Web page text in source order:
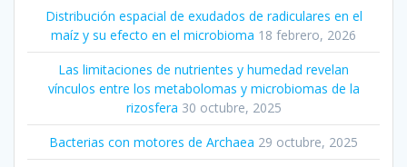
Distribución espacial de exudados de radiculares en el
maíz y su efecto en el microbioma 18 febrero, 2026
Las limitaciones de nutrientes y humedad revelan
vínculos entre los metabolomas y microbiomas de la
rizosfera 30 octubre, 2025
Bacterias con motores de Archaea 29 octubre, 2025